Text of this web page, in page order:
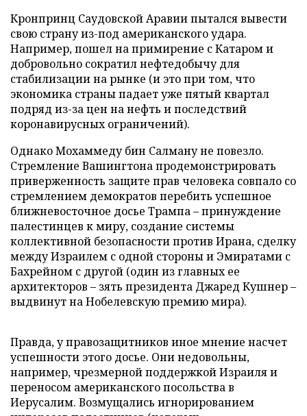
Кронпринц Саудовской Аравии пытался вывести
свою страну из-под американского удара.
Например, пошел на примирение с Катаром и
добровольно сократил нефтедобычу для
стабилизации на рынке (и это при том, что
экономика страны падает уже пятый квартал
подряд из-за цен на нефть и последствий
коронавирусных ограничений).
Однако Мохаммеду бин Салману не повезло.
Стремление Вашингтона продемонстрировать
приверженность защите прав человека совпало со
стремлением демократов перебить успешное
ближневосточное досье Трампа – принуждение
палестинцев к миру, создание системы
коллективной безопасности против Ирана, сделку
между Израилем с одной стороны и Эмиратами с
Бахрейном с другой (один из главных ее
архитекторов – зять президента Джаред Кушнер –
выдвинут на Нобелевскую премию мира).
Правда, у правозащитников иное мнение насчет
успешности этого досье. Они недовольны,
например, чрезмерной поддержкой Израиля и
переносом американского посольства в
Иерусалим. Возмущались игнорированием